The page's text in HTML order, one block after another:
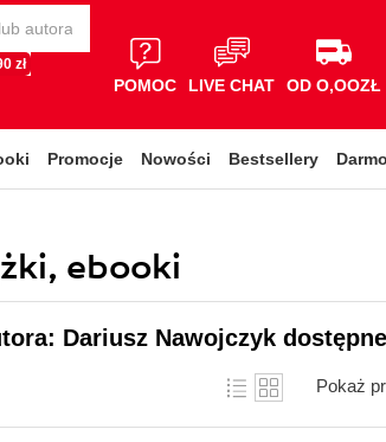
zł
POMOC LIVE CHAT OD O,OOZŁ
Promocje Nowości Bestsellery
ebooki
Dariusz Nawojczyk
Pokaż